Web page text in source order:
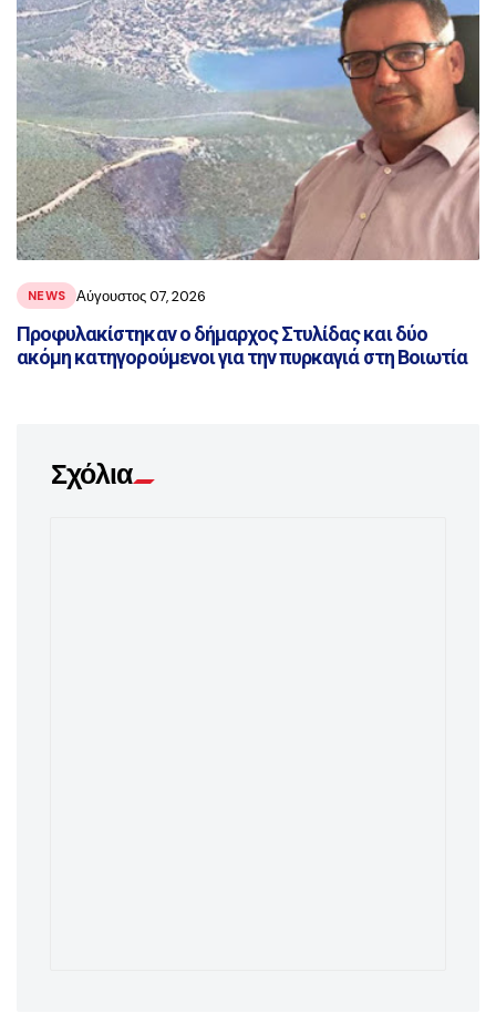
NEWS Αύγουστος 07, 2026
Προφυλακίστηκαν ο δήμαρχος Στυλίδας και δύο
ακόμη κατηγορούμενοι για την πυρκαγιά στη Βοιωτία
Σχόλια